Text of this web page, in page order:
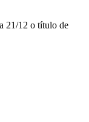
21/12 o título de